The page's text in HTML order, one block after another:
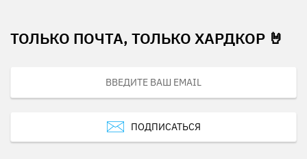
ТОЛЬКО ПОЧТА, ТОЛЬКО ХАРДКОР 🤘
ПОДПИСАТЬСЯ